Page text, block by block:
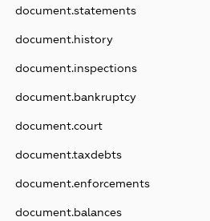
document.statements
document.history
document.inspections
document.bankruptcy
document.court
document.taxdebts
document.enforcements
document.balances